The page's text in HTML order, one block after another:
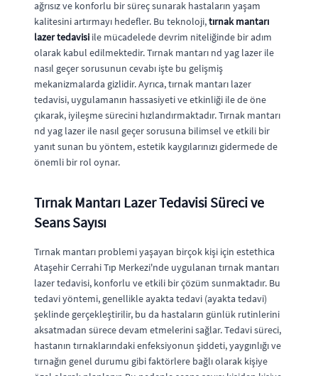
ağrısız ve konforlu bir süreç sunarak hastaların yaşam
kalitesini artırmayı hedefler. Bu teknoloji,tırnak mantarı
lazer tedavisi ile mücadelede devrim niteliğinde bir adım
olarak kabul edilmektedir. Tırnak mantarı nd yag lazer ile
nasıl geçer sorusunun cevabı işte bu gelişmiş
mekanizmalarda gizlidir. Ayrıca, tırnak mantarı lazer
tedavisi, uygulamanın hassasiyeti ve etkinliği ile de öne
çıkarak, iyileşme sürecini hızlandırmaktadır. Tırnak mantarı
nd yag lazer ile nasıl geçer sorusuna bilimsel ve etkili bir
yanıt sunan bu yöntem, estetik kaygılarınızı gidermede de
önemli bir rol oynar.
Tırnak Mantarı Lazer Tedavisi Süreci ve
Seans Sayısı
Tırnak mantarı problemi yaşayan birçok kişi için estethica
Ataşehir Cerrahi Tıp Merkezi'nde uygulanan tırnak mantarı
lazer tedavisi, konforlu ve etkili bir çözüm sunmaktadır. Bu
tedavi yöntemi, genellikle ayakta tedavi (ayakta tedavi)
şeklinde gerçekleştirilir, bu da hastaların günlük rutinlerini
aksatmadan sürece devam etmelerini sağlar. Tedavi süreci,
hastanın tırnaklarındaki enfeksiyonun şiddeti, yaygınlığı ve
tırnağın genel durumu gibi faktörlere bağlı olarak kişiye